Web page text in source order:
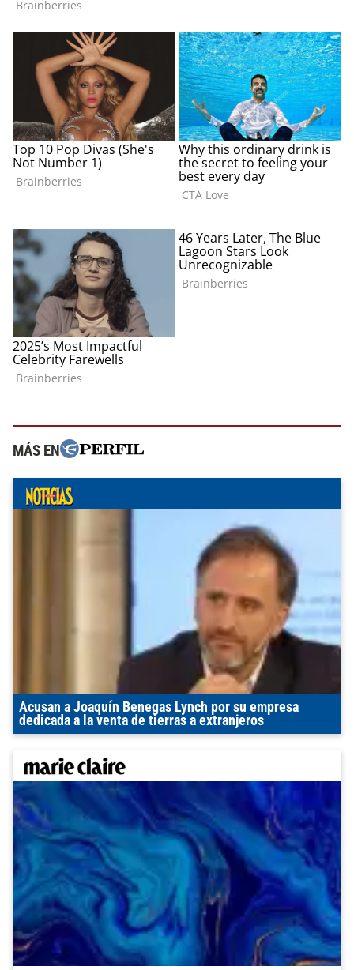
MÁS EN
Acusan a Joaquín Benegas Lynch por su empresa
dedicada a la venta de tierras a extranjeros